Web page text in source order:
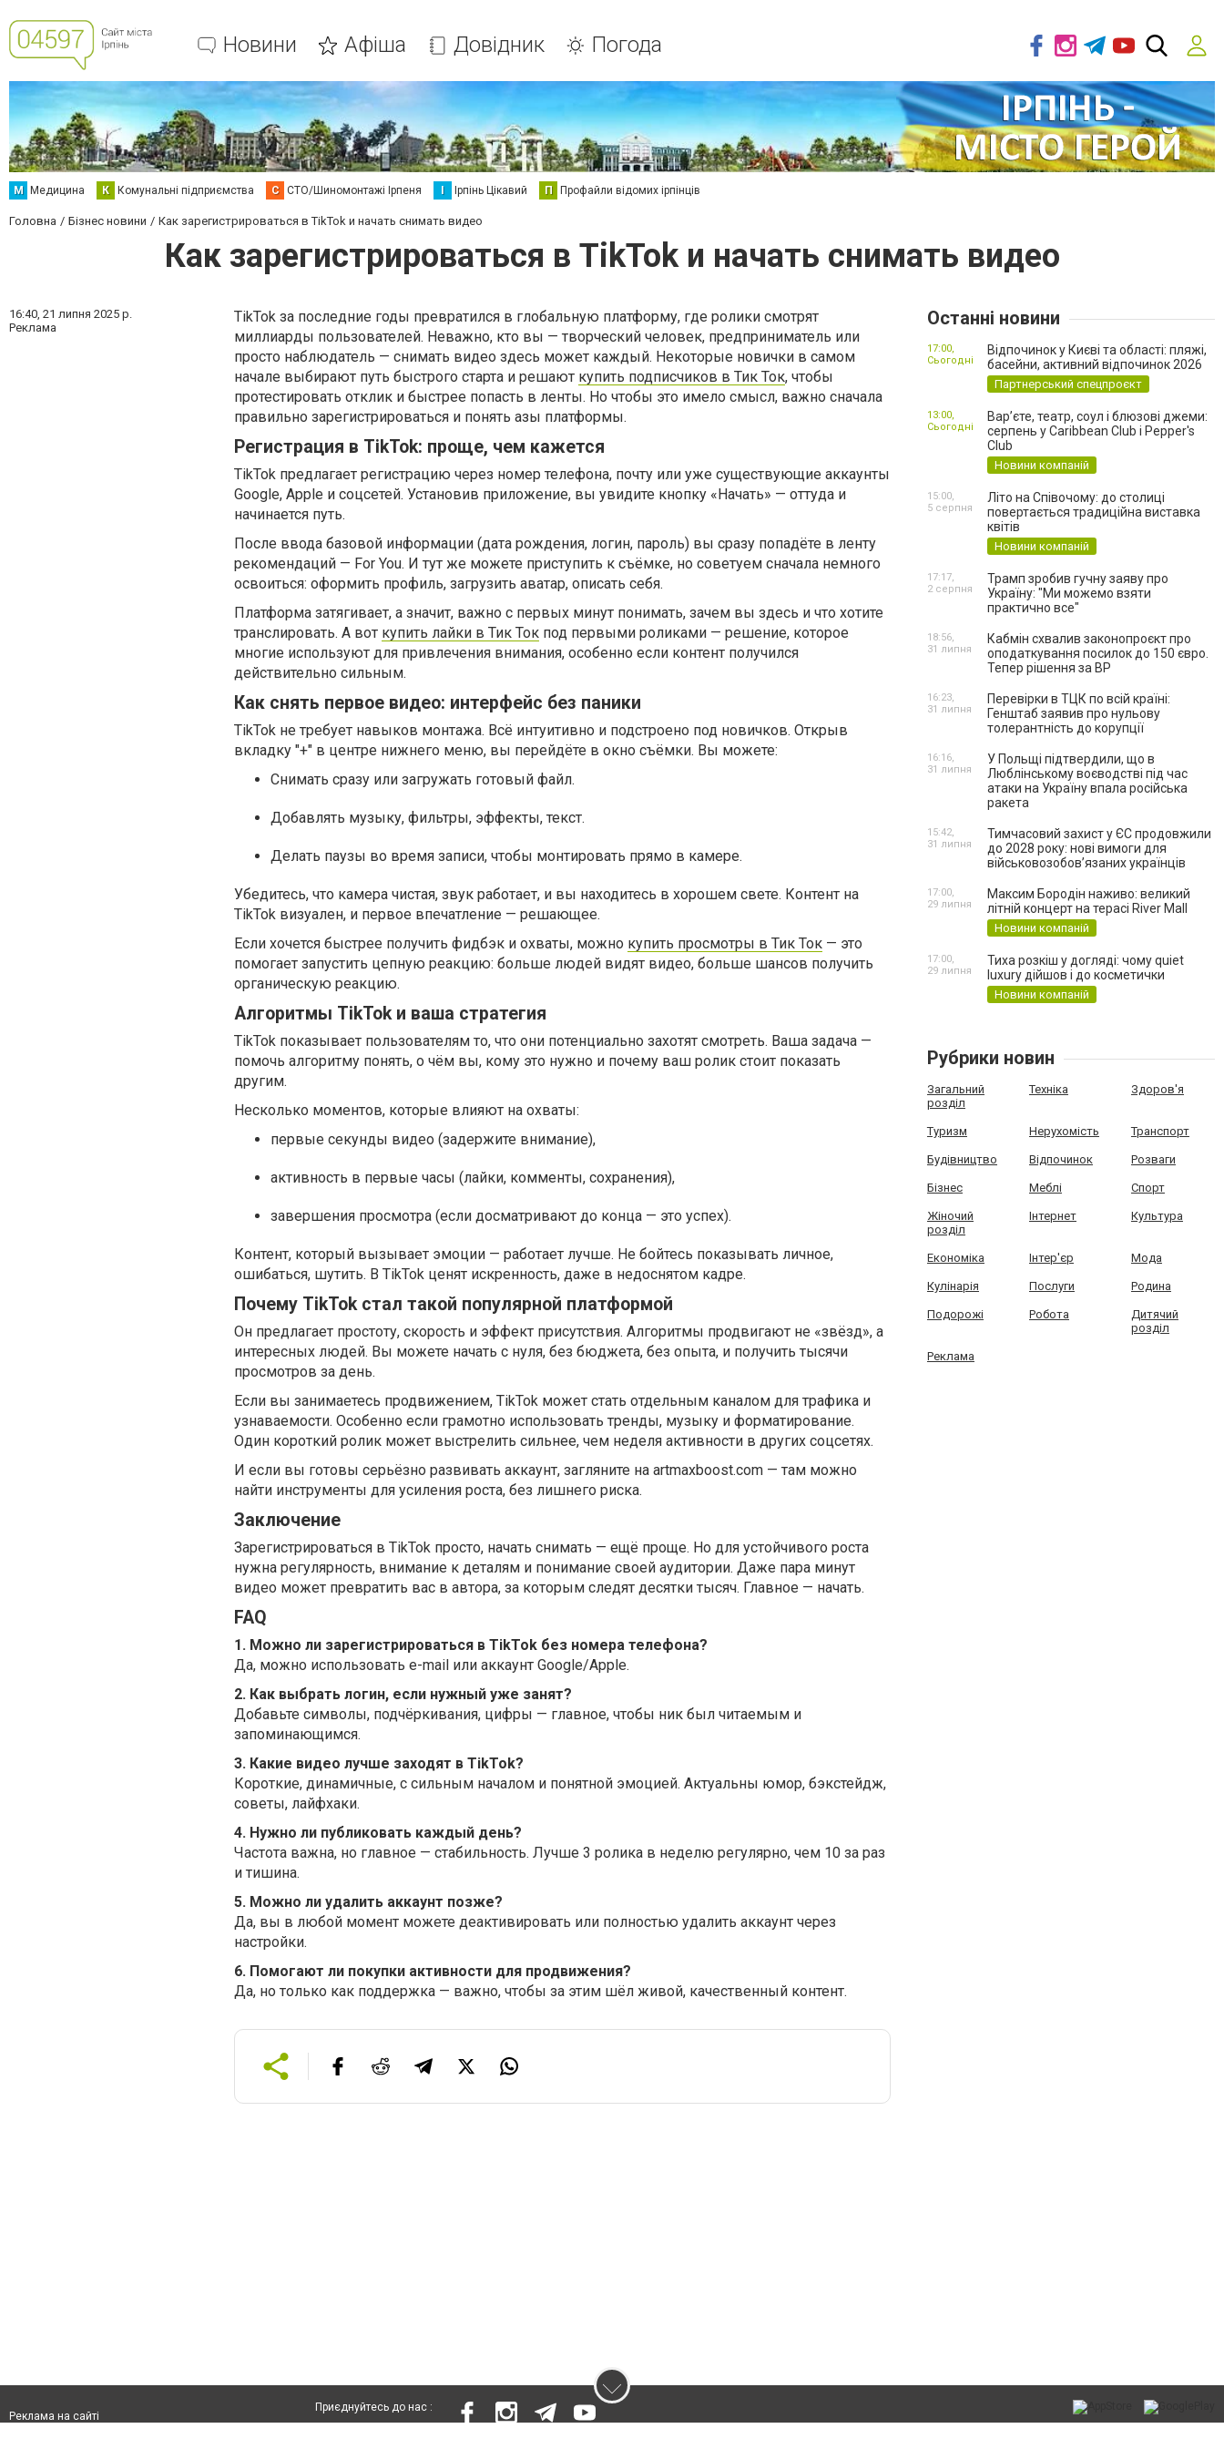
Новини Афіша Довідник Погода
М Медицина К Комунальні підприємства С СТО/Шиномонтажі Ірпеня І Ірпінь Цікавий П Профайли відомих ірпінців
Головна Бізнес новини Как зарегистрироваться в TikTok и начать снимать видео
Как зарегистрироваться в TikTok и начать снимать видео
16:40, 21 липня 2025 р.
Реклама
TikTok за последние годы превратился в глобальную платформу, где ролики смотрят
миллиарды пользователей. Неважно, кто вы — творческий человек, предприниматель или
просто наблюдатель — снимать видео здесь может каждый. Некоторые новички в самом
начале выбирают путь быстрого старта и решают купить подписчиков в Тик Ток, чтобы
протестировать отклик и быстрее попасть в ленты. Но чтобы это имело смысл, важно сначала
правильно зарегистрироваться и понять азы платформы.
Регистрация в TikTok: проще, чем кажется
TikTok предлагает регистрацию через номер телефона, почту или уже существующие аккаунты
Google, Apple и соцсетей. Установив приложение, вы увидите кнопку «Начать» — оттуда и
начинается путь.
После ввода базовой информации (дата рождения, логин, пароль) вы сразу попадёте в ленту
рекомендаций — For You. И тут же можете приступить к съёмке, но советуем сначала немного
освоиться: оформить профиль, загрузить аватар, описать себя.
Платформа затягивает, а значит, важно с первых минут понимать, зачем вы здесь и что хотите
транслировать. А вот купить лайки в Тик Ток под первыми роликами — решение, которое
многие используют для привлечения внимания, особенно если контент получился
действительно сильным.
Как снять первое видео: интерфейс без паники
TikTok не требует навыков монтажа. Всё интуитивно и подстроено под новичков. Открыв
вкладку "+" в центре нижнего меню, вы перейдёте в окно съёмки. Вы можете:
Снимать сразу или загружать готовый файл.
Добавлять музыку, фильтры, эффекты, текст.
Делать паузы во время записи, чтобы монтировать прямо в камере.
Убедитесь, что камера чистая, звук работает, и вы находитесь в хорошем свете. Контент на
TikTok визуален, и первое впечатление — решающее.
Если хочется быстрее получить фидбэк и охваты, можно купить просмотры в Тик Ток — это
помогает запустить цепную реакцию: больше людей видят видео, больше шансов получить
органическую реакцию.
Алгоритмы TikTok и ваша стратегия
TikTok показывает пользователям то, что они потенциально захотят смотреть. Ваша задача —
помочь алгоритму понять, о чём вы, кому это нужно и почему ваш ролик стоит показать
другим.
Несколько моментов, которые влияют на охваты:
первые секунды видео (задержите внимание),
активность в первые часы (лайки, комменты, сохранения),
завершения просмотра (если досматривают до конца — это успех).
Контент, который вызывает эмоции — работает лучше. Не бойтесь показывать личное,
ошибаться, шутить. В TikTok ценят искренность, даже в недоснятом кадре.
Почему TikTok стал такой популярной платформой
Он предлагает простоту, скорость и эффект присутствия. Алгоритмы продвигают не «звёзд», а
интересных людей. Вы можете начать с нуля, без бюджета, без опыта, и получить тысячи
просмотров за день.
Если вы занимаетесь продвижением, TikTok может стать отдельным каналом для трафика и
узнаваемости. Особенно если грамотно использовать тренды, музыку и форматирование.
Один короткий ролик может выстрелить сильнее, чем неделя активности в других соцсетях.
И если вы готовы серьёзно развивать аккаунт, загляните на artmaxboost.com — там можно
найти инструменты для усиления роста, без лишнего риска.
Заключение
Зарегистрироваться в TikTok просто, начать снимать — ещё проще. Но для устойчивого роста
нужна регулярность, внимание к деталям и понимание своей аудитории. Даже пара минут
видео может превратить вас в автора, за которым следят десятки тысяч. Главное — начать.
FAQ
1. Можно ли зарегистрироваться в TikTok без номера телефона?
Да, можно использовать e-mail или аккаунт Google/Apple.
2. Как выбрать логин, если нужный уже занят?
Добавьте символы, подчёркивания, цифры — главное, чтобы ник был читаемым и
запоминающимся.
3. Какие видео лучше заходят в TikTok?
Короткие, динамичные, с сильным началом и понятной эмоцией. Актуальны юмор, бэкстейдж,
советы, лайфхаки.
4. Нужно ли публиковать каждый день?
Частота важна, но главное — стабильность. Лучше 3 ролика в неделю регулярно, чем 10 за раз
и тишина.
5. Можно ли удалить аккаунт позже?
Да, вы в любой момент можете деактивировать или полностью удалить аккаунт через
настройки.
6. Помогают ли покупки активности для продвижения?
Да, но только как поддержка — важно, чтобы за этим шёл живой, качественный контент.
Останні новини
Відпочинок у Києві та області: пляжі,
басейни, активний відпочинок 2026
Партнерський спецпроєкт
17:00,
Сьогодні
Вар’єте, театр, соул і блюзові джеми:
серпень у Caribbean Club і Pepper's
Club
Новини компаній
13:00,
Сьогодні
Літо на Співочому: до столиці
повертається традиційна виставка
квітів
Новини компаній
15:00,
5 серпня
Трамп зробив гучну заяву про
Україну: "Ми можемо взяти
практично все"
17:17,
2 серпня
Кабмін схвалив законопроєкт про
оподаткування посилок до 150 євро.
Тепер рішення за ВР
18:56,
31 липня
Перевірки в ТЦК по всій країні:
Генштаб заявив про нульову
толерантність до корупції
16:23,
31 липня
У Польщі підтвердили, що в
Люблінському воєводстві під час
атаки на Україну впала російська
ракета
16:16,
31 липня
Тимчасовий захист у ЄС продовжили
до 2028 року: нові вимоги для
військовозобов’язаних українців
15:42,
31 липня
Максим Бородін наживо: великий
літній концерт на терасі River Mall
Новини компаній
17:00,
29 липня
Тиха розкіш у догляді: чому quiet
luxury дійшов і до косметички
Новини компаній
17:00,
29 липня
Рубрики новин
Загальний
розділ
Техніка Здоров'я
Туризм Нерухомість Транспорт
Будівництво Відпочинок Розваги
Бізнес Меблі Спорт
Жіночий
розділ
Інтернет Культура
Економіка Інтер'єр Мода
Кулінарія Послуги Родина
Подорожі Робота
Дитячий
розділ
Реклама
Реклама на сайті
Приєднуйтесь до нас :